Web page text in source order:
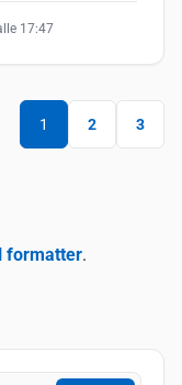
17:47
1 2 3
formatter.